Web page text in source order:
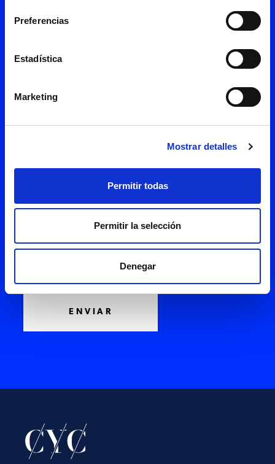
Preferencias
Estadística
Marketing
Mostrar detalles
Permitir todas
Permitir la selección
Denegar
privacidad